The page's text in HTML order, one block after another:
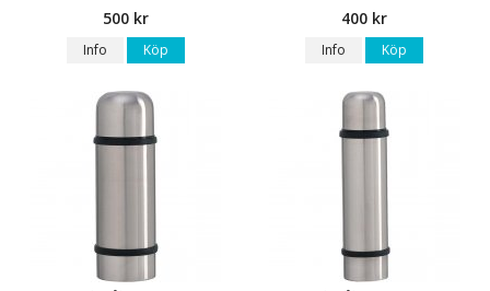
500 kr
Info Köp
400 kr
Info Köp